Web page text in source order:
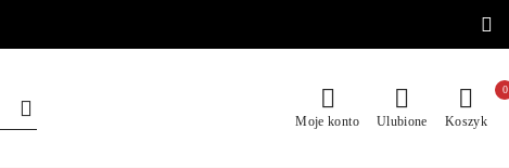
Moje konto Ulubione Koszyk
0